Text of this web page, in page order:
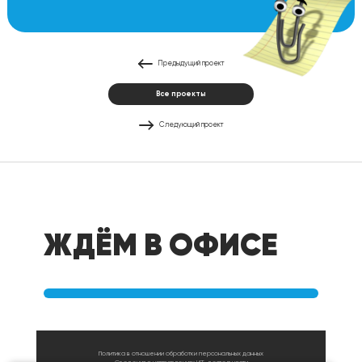
Предыдущий проект
Все проекты
Следующий проект
ЖДЁМ В ОФИСЕ
Политика в отношении обработки персональных данных